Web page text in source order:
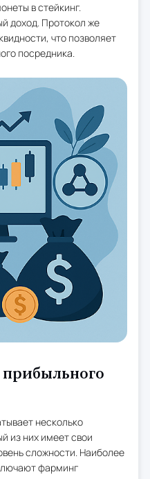
в стейкинг.
доход. Протокол же
что позволяет
посредника.
несколько
из них имеет свои
сложности. Наиболее
фарминг